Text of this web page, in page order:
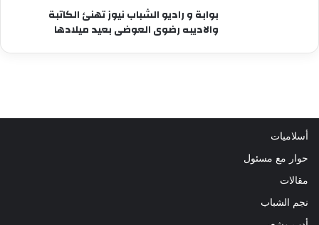
بوابة و راديو الشباب نيوز تهنئ الكاتبة
والاديبه رضوى العوضى بعيد ميلادها
أسلاميات
حوار مع مسئول
مقالات
نجم الشباب